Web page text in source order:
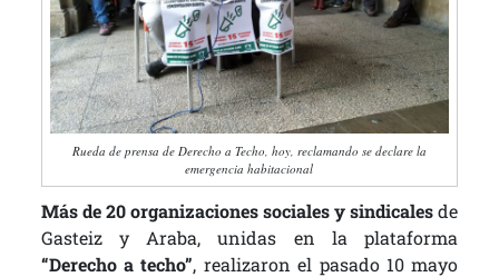
Rueda de prensa de Derecho a Techo, hoy, reclamando se declare la
emergencia habitacional
Más de 20 organizaciones sociales y sindicalesde
Gasteiz y Araba, unidas en la plataforma
“Derecho a techo”, realizaron el pasado 10 mayo